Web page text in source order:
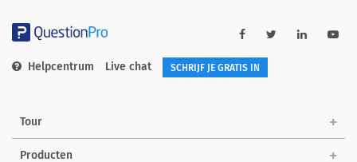
Helpcentrum Live chat SCHRIJF JE GRATIS IN
Tour
Producten